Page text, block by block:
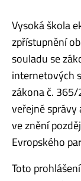
Vysoká škola
zpřístupnění
souladu se
internetových
zákona č.
veřejné správy
ve znění
Evropského
Toto